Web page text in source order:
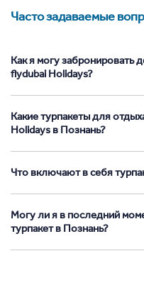
Часто задаваемые
Как я могу забронировать
flydubai Holidays?
Какие турпакеты для
Holidays в Познань?
Что включают в себя
Могу ли я в последний
турпакет в Познань?